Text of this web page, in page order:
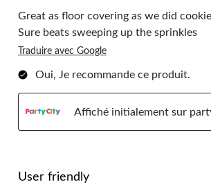
Great as floor covering as we did
Sure beats sweeping up the sprinkles
Traduire avec Google
Oui, Je recommande ce produit.
Affiché initialement sur
User friendly